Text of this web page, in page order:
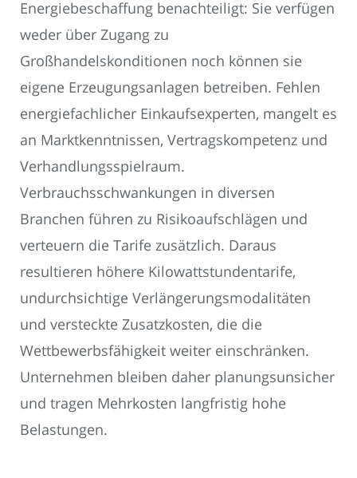
Energiebeschaffung benachteiligt: Sie verfügen
weder über Zugang zu
Großhandelskonditionen noch können sie
eigene Erzeugungsanlagen betreiben. Fehlen
energiefachlicher Einkaufsexperten, mangelt es
an Marktkenntnissen, Vertragskompetenz und
Verhandlungsspielraum.
Verbrauchsschwankungen in diversen
Branchen führen zu Risikoaufschlägen und
verteuern die Tarife zusätzlich. Daraus
resultieren höhere Kilowattstundentarife,
undurchsichtige Verlängerungsmodalitäten
und versteckte Zusatzkosten, die die
Wettbewerbsfähigkeit weiter einschränken.
Unternehmen bleiben daher planungsunsicher
und tragen Mehrkosten langfristig hohe
Belastungen.